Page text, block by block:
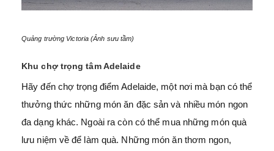
Quảng trường Victoria (Ảnh sưu tầm)
Khu chợ trọng tâm Adelaide
Hãy đến chợ trọng điểm Adelaide, một nơi mà bạn có thể
thưởng thức những món ăn đặc sản và nhiều món ngon
đa dạng khác. Ngoài ra còn có thể mua những món quà
lưu niệm về để làm quà. Những món ăn thơm ngon,